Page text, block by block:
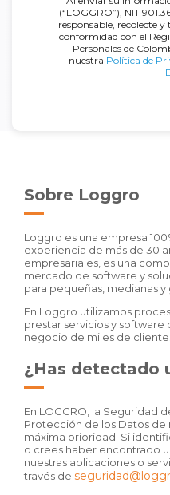
(“LOGGRO”), NIT
responsable, recolecte y
conformidad con el
Personales de
nuestra Política de
Sobre Loggro
Loggro es una empresa
experiencia de más de 30
empresariales, es una
mercado de software y
para pequeñas, medianas y
En Loggro utilizamos
prestar servicios y
negocio de miles de
¿Has detectado
En LOGGRO, la Seguridad
Protección de los Datos de
máxima prioridad. Si
o crees haber encontrado
nuestras aplicaciones o
través de